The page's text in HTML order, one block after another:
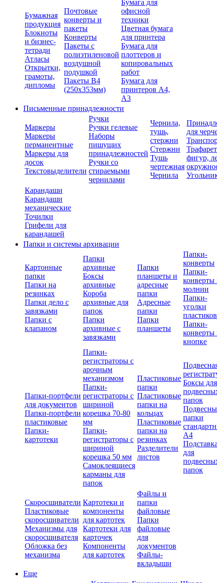
Бумажная
продукция
Блокноты
и бизнес-
тетради
Атласы
Открытки,
грамоты,
дипломы
Почтовые
конверты и
пакеты
Конверты
Пакеты с
полиэтиленовой
воздушной
подушкой
Пакеты В4
(250х353мм)
Бумага для
офисной
техники
Цветная бумага
для принтера
Бумага для
плоттеров и
копировальных
работ
Бумага для
принтеров А4,
А3
Письменные принадлежности
Маркеры
Маркеры
перманентные
Маркеры для
досок
Текстовыделители
Ручки
Ручки гелевые
Наборы
пишущих
принадлежностей
Ручки со
стираемыми
чернилами
Чернила,
тушь,
стержни
Стержни
Тушь
чертежная
Чернила
для
фигур,
Карандаши
Карандаши
механические
Точилки
Грифели для
карандашей
Папки и системы архивации
Картонные
папки
Папки на
резинках
Папки дело с
завязками
Папки с
клапаном
Папки
архивные
Боксы
архивные
Короба
архивные для
папок
Папки
архивные с
завязками
Папки
планшеты и
адресные
папки
Адресные
папки
Папки
планшеты
Папки-
конверты
Папки-
конверты
молнии
Папки-
уголки
Папки-
конверты
кнопке
Папки-портфели
для документов
Папки-портфели
пластиковые
Папки-
картотеки
Папки-
регистраторы с
арочным
механизмом
Папки-
регистраторы с
шириной
корешка 70-80
мм
Папки-
регистраторы с
шириной
корешка 50 мм
Самоклеящиеся
карманы для
папок
Пластиковые
папки
Пластиковые
папки на
кольцах
Пластиковые
папки на
резинках
Разделители
листов
Боксы для
папок
папки
А4
для
папок
Скоросшиватели
Пластиковые
скоросшиватели
Механизмы для
скоросшивателя
Обложка без
механизма
Картотеки и
компоненты
для картотек
Картотеки для
карточек
Компоненты
для картотек
Файлы и
папки
файловые
Папки
файловые
для
документов
Файлы-
вкладыши
Еще